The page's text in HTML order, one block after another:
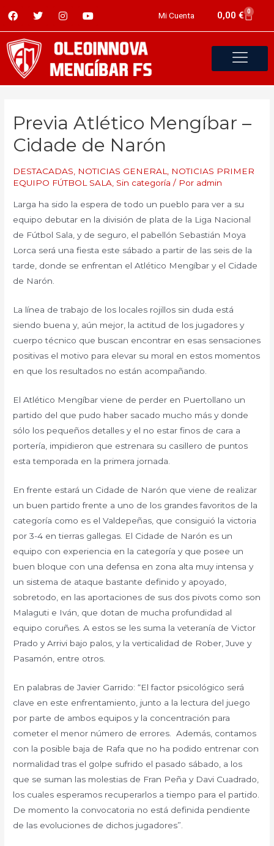
Mi Cuenta 0,00 € 0
Previa Atlético Mengíbar –
Cidade de Narón
DESTACADAS NOTICIAS GENERAL
NOTICIAS PRIMER
EQUIPO FÚTBOL SALA Sin categoría / Por admin
Larga ha sido la espera de todo un pueblo para ver a su
equipo debutar en la división de plata de la Liga Nacional
de Fútbol Sala, y de seguro, el pabellón Sebastián Moya
Lorca será una fiesta este sábado a partir de las seis de la
tarde, donde se enfrentan el Atlético Mengíbar y el Cidade
de Narón.
La línea de trabajo de los locales rojillos sin duda está
siendo buena y, aún mejor, la actitud de los jugadores y
cuerpo técnico que buscan encontrar en esas sensaciones
positivas el motivo para elevar su moral en estos momentos
en que los resultados no están acompañando.
El Atlético Mengíbar viene de perder en Puertollano un
partido del que pudo haber sacado mucho más y donde
sólo los pequeños detalles y el no estar finos de cara a
portería, impidieron que estrenara su casillero de puntos
esta temporada en la primera jornada.
En frente estará un Cidade de Narón que viene de realizar
un buen partido frente a uno de los grandes favoritos de la
categoría como es el Valdepeñas, que consiguió la victoria
por 3-4 en tierras gallegas. El Cidade de Narón es un
equipo con experiencia en la categoría y que posee un
buen bloque con una defensa en zona alta muy intensa y
un sistema de ataque bastante definido y apoyado,
sobretodo, en las aportaciones de sus dos pivots como son
Malaguti e Iván, que dotan de mucha profundidad al
equipo coruñes. A estos se les suma la veteranía de Victor
Prado y Arrivi bajo palos, y la verticalidad de Rober, Juve y
Pasamón, entre otros.
En palabras de Javier Garrido: “El factor psicológico será
clave en este enfrentamiento, junto a la lectura del juego
por parte de ambos equipos y la concentración para
cometer el menor número de errores. Además, contamos
con la posible baja de Rafa que no ha podido entrenar con
normalidad tras el golpe sufrido el pasado sábado, a los
que se suman las molestias de Fran Peña y Davi Cuadrado,
los cuales esperamos recuperarlos a tiempo para el partido.
De momento la convocatoria no está definida pendiente
de las evoluciones de dichos jugadores”.